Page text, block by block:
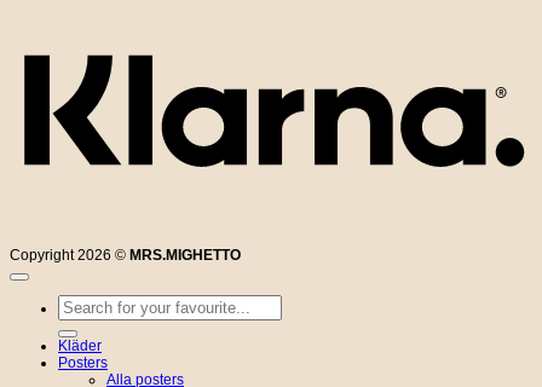
Copyright 2026 © MRS.MIGHETTO
Sök
efter:
Kläder
Posters
Alla posters